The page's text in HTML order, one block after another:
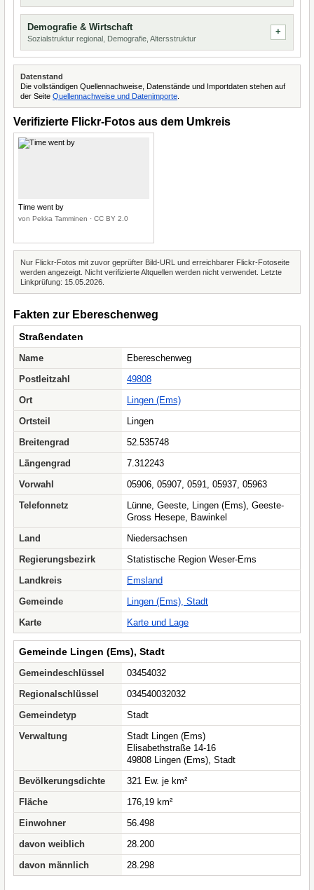
Demografie & Wirtschaft
Sozialstruktur regional, Demografie, Altersstruktur
Datenstand
Die vollständigen Quellennachweise, Datenstände und Importdaten stehen auf
der Seite Quellennachweise und Datenimporte
Verifizierte Flickr-Fotos aus dem Umkreis
Time went by
von Pekka Tamminen · CC BY 2.0
Nur Flickr-Fotos mit zuvor geprüfter Bild-URL und erreichbarer Flickr-Fotoseite
werden angezeigt. Nicht verifizierte Altquellen werden nicht verwendet. Letzte
Linkprüfung: 15.05.2026.
Fakten zur Ebereschenweg
Straßendaten
Name
Ebereschenweg
Postleitzahl
49808
Ort
Lingen (Ems)
Ortsteil
Lingen
Breitengrad
52.535748
Längengrad
7.312243
Vorwahl
05906, 05907, 0591, 05937, 05963
Telefonnetz
Lünne, Geeste, Lingen (Ems), Geeste-
Gross Hesepe, Bawinkel
Land
Niedersachsen
Regierungsbezirk
Statistische Region Weser-Ems
Landkreis
Emsland
Gemeinde
Lingen (Ems), Stadt
Karte
Karte und Lage
Gemeinde Lingen (Ems), Stadt
Gemeindeschlüssel
03454032
Regionalschlüssel
034540032032
Gemeindetyp
Stadt
Verwaltung
Stadt Lingen (Ems)
Elisabethstraße 14-16
49808 Lingen (Ems), Stadt
Bevölkerungsdichte
321 Ew. je km²
Fläche
176,19 km²
Einwohner
56.498
davon weiblich
28.200
davon männlich
28.298